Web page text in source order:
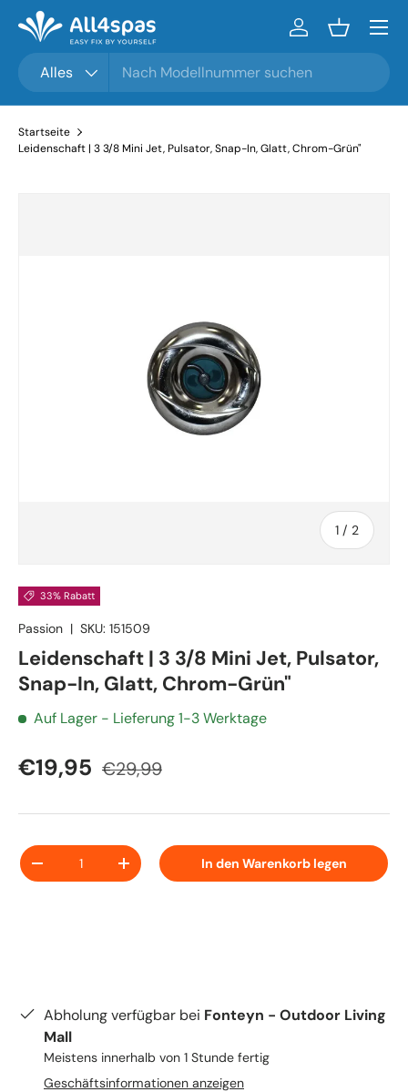
Zum Inhalt gehen
Alles
Einloggen
Menü
Startseite
Leidenschaft | 3 3/8 Mini Jet, Pulsator, Snap-In, Glatt, Chrom-Grün"
1 / von
2
33% Rabatt
Passion | SKU: 151509
Leidenschaft | 3 3/8 Mini Jet, Pulsator,
Snap-In, Glatt, Chrom-Grün"
Auf Lager - Lieferung 1-3 Werktage
€19,95 €29,99
Anzahl
-
+ In den Warenkorb legen
Abholung verfügbar bei Fonteyn - Outdoor Living
Mall
Meistens innerhalb von 1 Stunde fertig
Geschäftsinformationen anzeigen